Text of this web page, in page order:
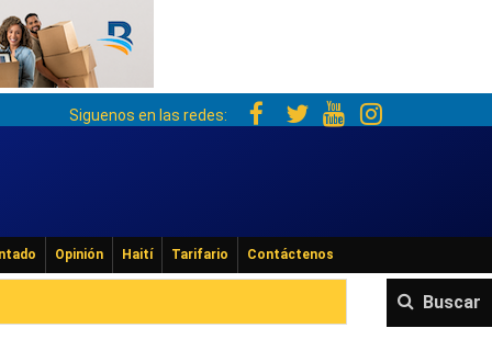
Siguenos en las redes:
Opinión Haití Tarifario Contáctenos
Buscar